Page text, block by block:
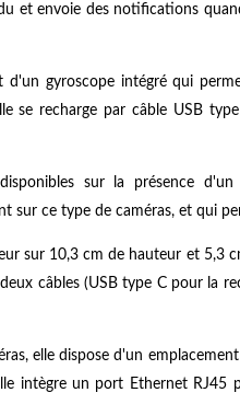
et envoie des notifications
d'un gyroscope intégré qui
se recharge par câble USB
sur la présence
sur ce type de caméras, et qui
sur 10,3 cm de hauteur et 5,3
câbles (USB type C pour la
elle dispose d'un
intègre un port Ethernet